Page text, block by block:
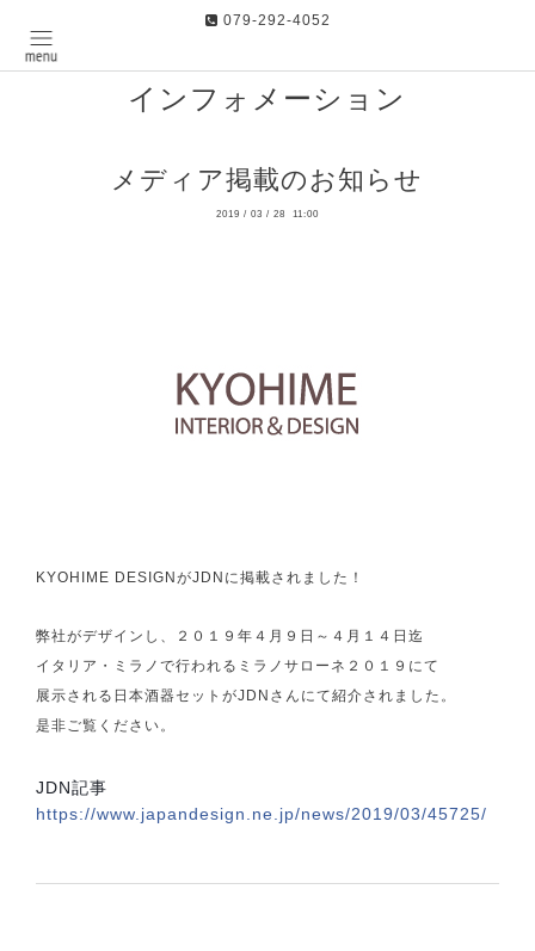
079-292-4052
インフォメーション
メディア掲載のお知らせ
2019 / 03 / 28 11:00
KYOHIME DESIGNがJDNに掲載されました！
弊社がデザインし、２０１９年４月９日～４月１４日迄
イタリア・ミラノで行われるミラノサローネ２０１９にて
展示される日本酒器セットがJDNさんにて紹介されました。
是非ご覧ください。
JDN記事
https://www.japandesign.ne.jp/news/2019/03/45725/